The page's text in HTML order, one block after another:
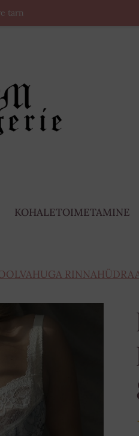
tarn
KOHALETOIMETAMINE